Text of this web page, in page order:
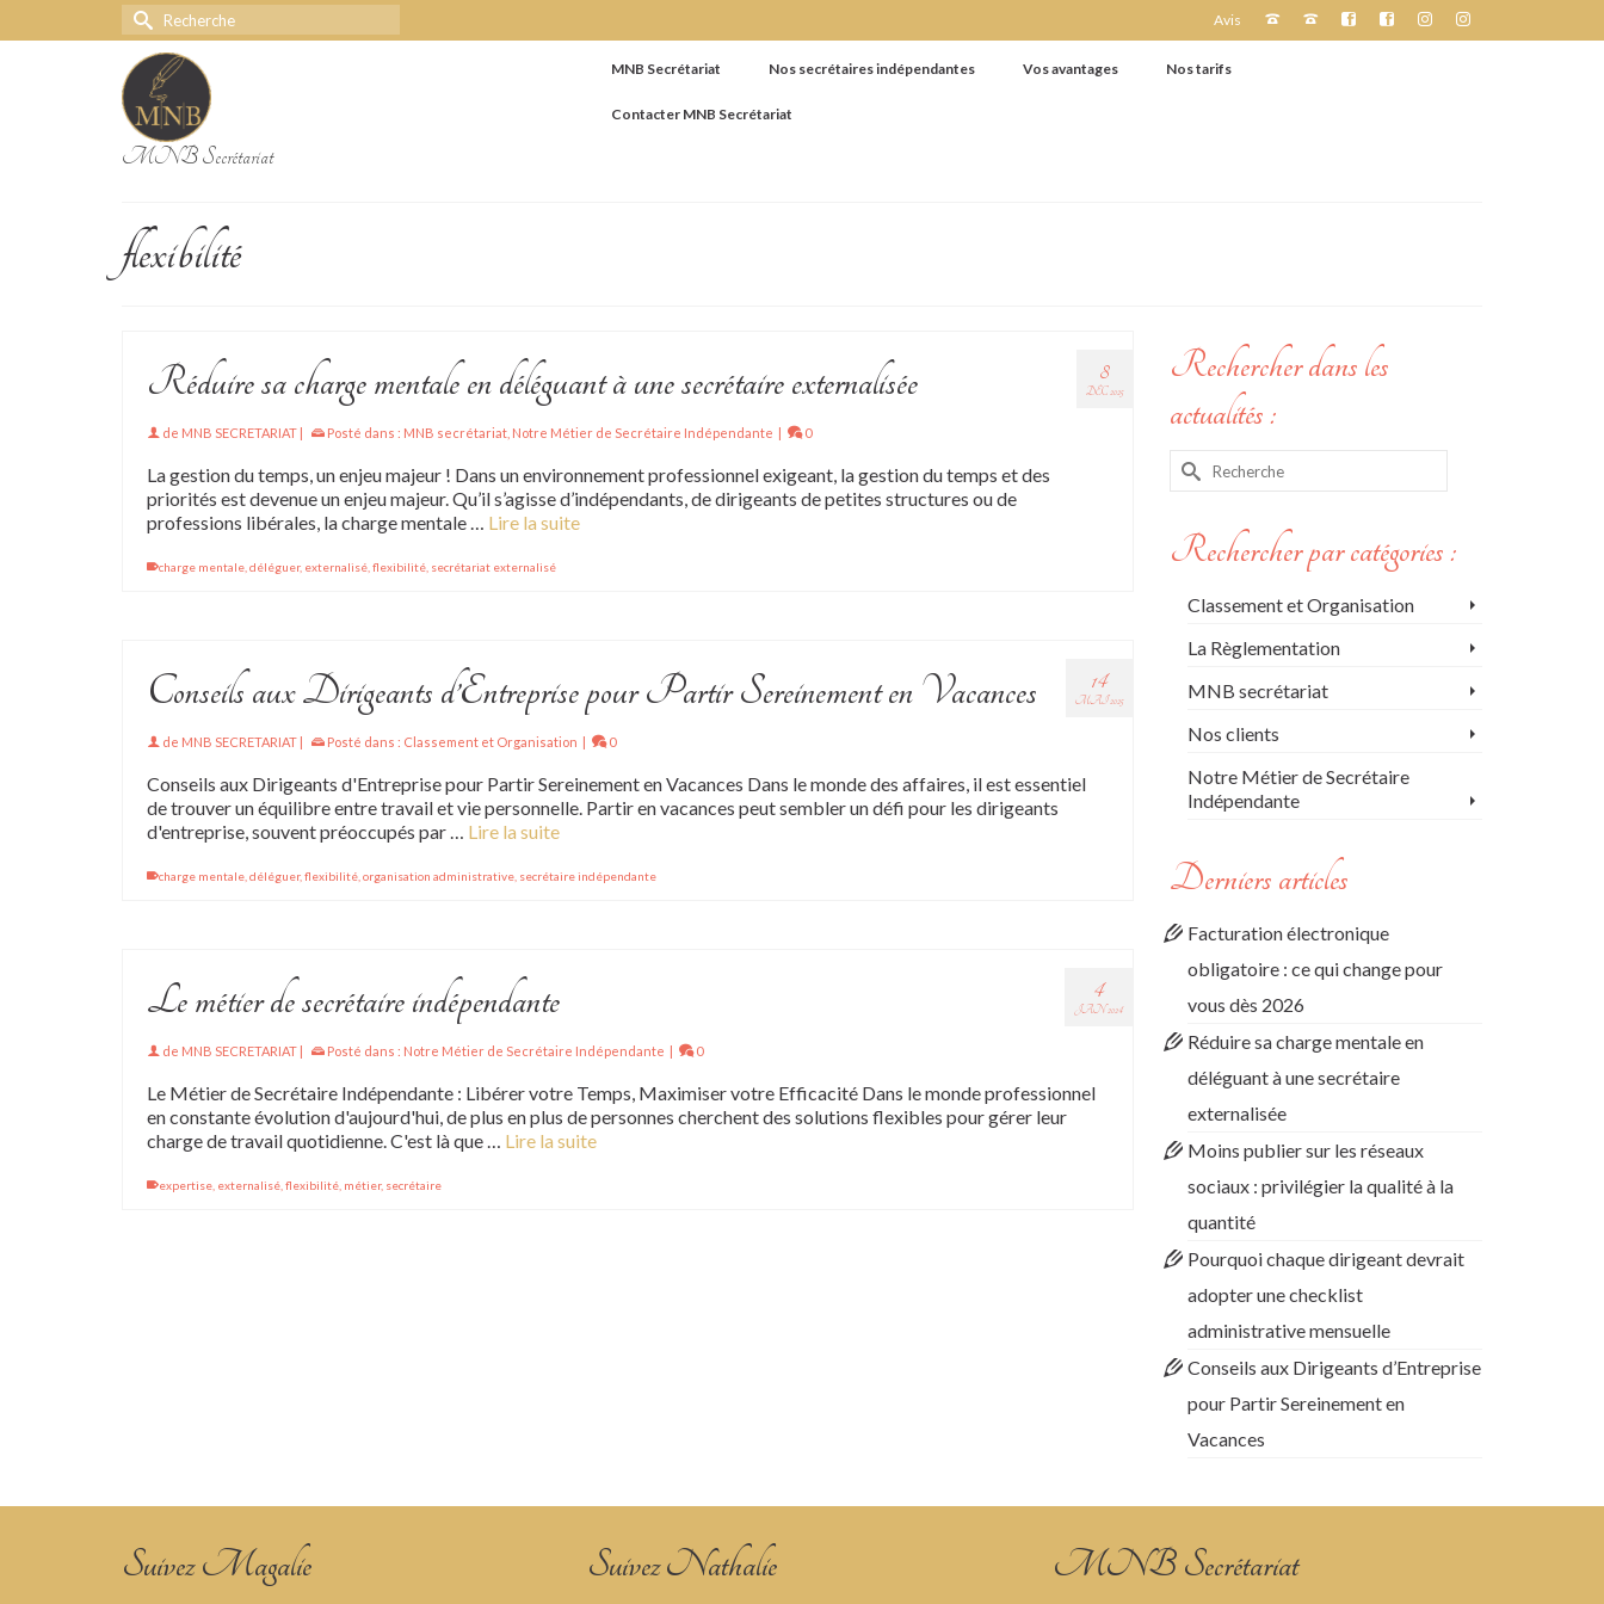
Avis
Rechercher :
MNB Secrétariat
MNB Secrétariat Nos secrétaires indépendantes Vos avantages Nos tarifs
Contacter MNB Secrétariat
flexibilité
8
DÉC 2025
Réduire sa charge mentale en déléguant à une secrétaire externalisée
de MNB SECRETARIAT | Posté dans : MNB secrétariat Notre Métier de Secrétaire Indépendante | 0
La gestion du temps, un enjeu majeur ! Dans un environnement professionnel exigeant, la gestion du temps et des
priorités est devenue un enjeu majeur. Qu’il s’agisse d’indépendants, de dirigeants de petites structures ou de
professions libérales, la charge mentale … Lire la suite
charge mentale déléguer, externalisé flexibilité secrétariat externalisé
14
MAI 2025
Conseils aux Dirigeants d’Entreprise pour Partir Sereinement en Vacances
de MNB SECRETARIAT | Posté dans : Classement et Organisation | 0
Conseils aux Dirigeants d'Entreprise pour Partir Sereinement en Vacances Dans le monde des affaires, il est essentiel
de trouver un équilibre entre travail et vie personnelle. Partir en vacances peut sembler un défi pour les dirigeants
d'entreprise, souvent préoccupés par … Lire la suite
charge mentale déléguer, flexibilité organisation administrative secrétaire indépendante
4
JAN 2024
Le métier de secrétaire indépendante
de MNB SECRETARIAT | Posté dans : Notre Métier de Secrétaire Indépendante | 0
Le Métier de Secrétaire Indépendante : Libérer votre Temps, Maximiser votre Efficacité Dans le monde professionnel
en constante évolution d'aujourd'hui, de plus en plus de personnes cherchent des solutions flexibles pour gérer leur
charge de travail quotidienne. C'est là que … Lire la suite
expertise externalisé flexibilité métier, secrétaire
Rechercher dans les
actualités :
Rechercher :
Rechercher par catégories :
Classement et Organisation
La Règlementation
MNB secrétariat
Nos clients
Notre Métier de Secrétaire
Indépendante
Derniers articles
Facturation électronique
obligatoire : ce qui change pour
vous dès 2026
Réduire sa charge mentale en
déléguant à une secrétaire
externalisée
Moins publier sur les réseaux
sociaux : privilégier la qualité à la
quantité
Pourquoi chaque dirigeant devrait
adopter une checklist
administrative mensuelle
Conseils aux Dirigeants d’Entreprise
pour Partir Sereinement en
Vacances
Suivez Magalie Suivez Nathalie MNB Secrétariat